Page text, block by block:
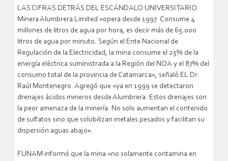
LAS CIFRAS DETRÁS DEL ESCÁNDALO UNIVERSITARIO.
Minera Alumbrera Limited «opera desde 1997. Consume 4
millones de litros de agua por hora, es decir más de 65.000
litros de agua por minuto. Según el Ente Nacional de
Regulación de la Electricidad, la mina consume el 25% de la
energía eléctrica suministrada a la Región del NOA y el 87% del
consumo total de la provincia de Catamarca», señaló EL Dr.
Raúl Montenegro. Agregó que «ya en 1999 se detectaron
drenajes ácidos mineros desde Alumbrera. Estos drenajes son
la peor amenaza de la minería. No solo aumentan el contenido
de sulfatos sino que solubilizan metales pesados y facilitan su
dispersión aguas abajo».
FUNAM informó que la mina «no solamente contamina en